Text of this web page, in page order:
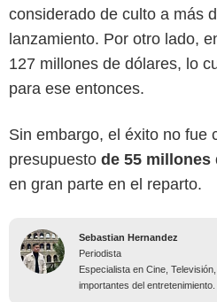
considerado de culto a más
lanzamiento. Por otro lado,
127 millones de dólares, lo
para ese entonces.
Sin embargo, el éxito no fue
presupuesto de 55 millones
en gran parte en el reparto.
Sebastian Hernandez
Periodista
Especialista en Cine,
importantes del entretenimiento.